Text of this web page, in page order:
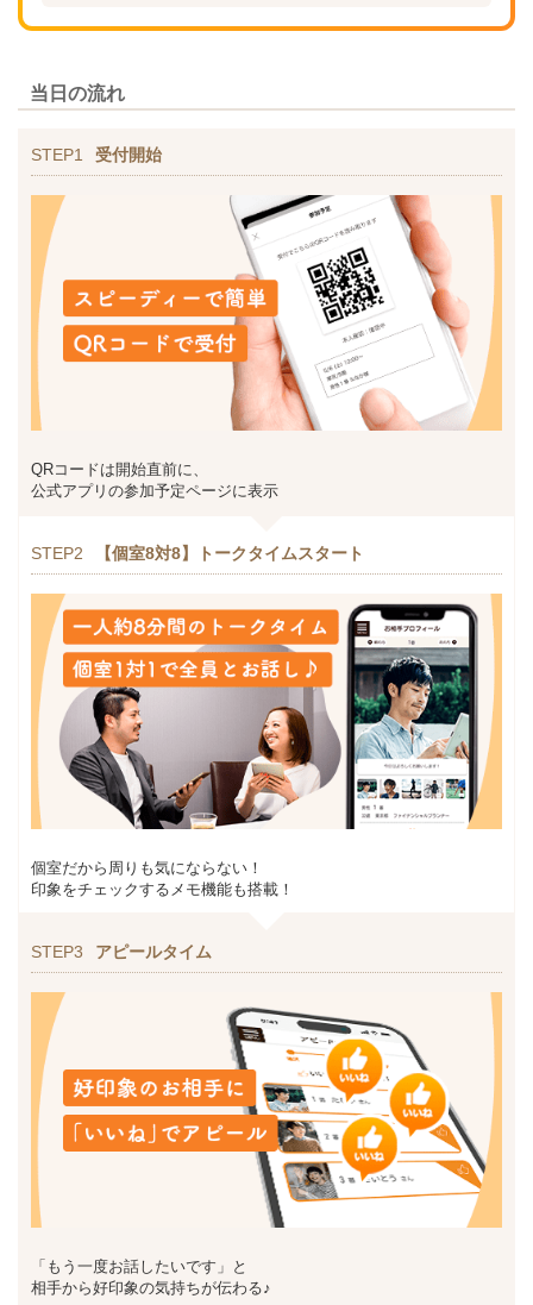
当日の流れ
STEP1 受付開始
QRコードは開始直前に、
公式アプリの参加予定ページに表示
STEP2 【個室8対8】トークタイムスタート
個室だから周りも気にならない！
印象をチェックするメモ機能も搭載！
STEP3 アピールタイム
「もう一度お話したいです」と
相手から好印象の気持ちが伝わる♪